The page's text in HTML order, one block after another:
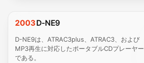
2003D-NE9
D-NE9は、ATRAC3plus、ATRAC3、および
MP3再生に対応したポータブルCDプレーヤー
である。